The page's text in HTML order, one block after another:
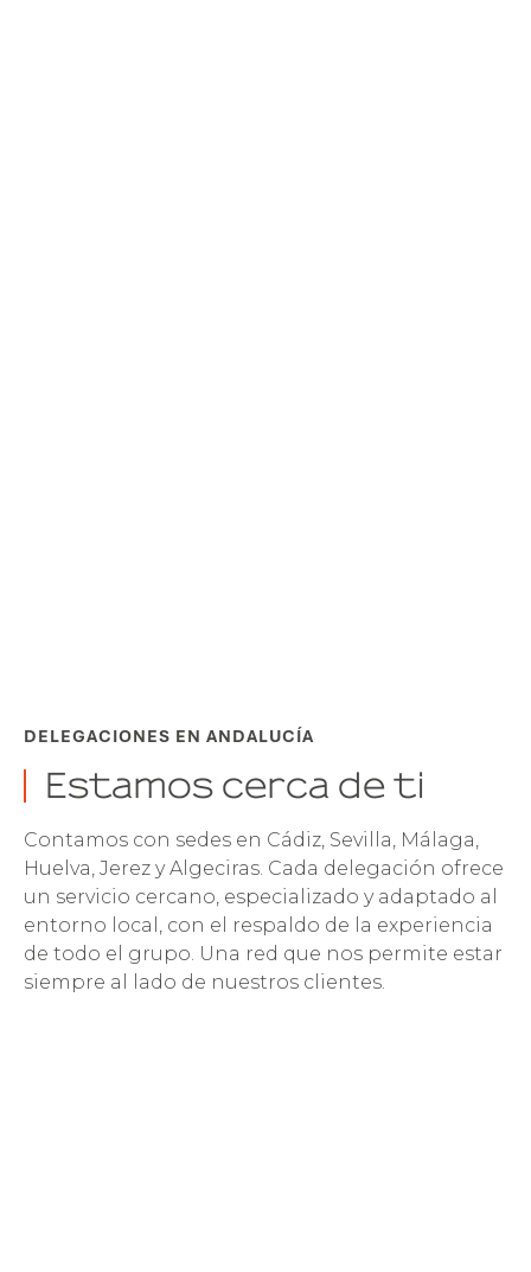
DELEGACIONES EN ANDALUCÍA
Estamos cerca de ti
Contamos con sedes en Cádiz, Sevilla, Málaga,
Huelva, Jerez y Algeciras. Cada delegación ofrece
un servicio cercano, especializado y adaptado al
entorno local, con el respaldo de la experiencia
de todo el grupo. Una red que nos permite estar
siempre al lado de nuestros clientes.